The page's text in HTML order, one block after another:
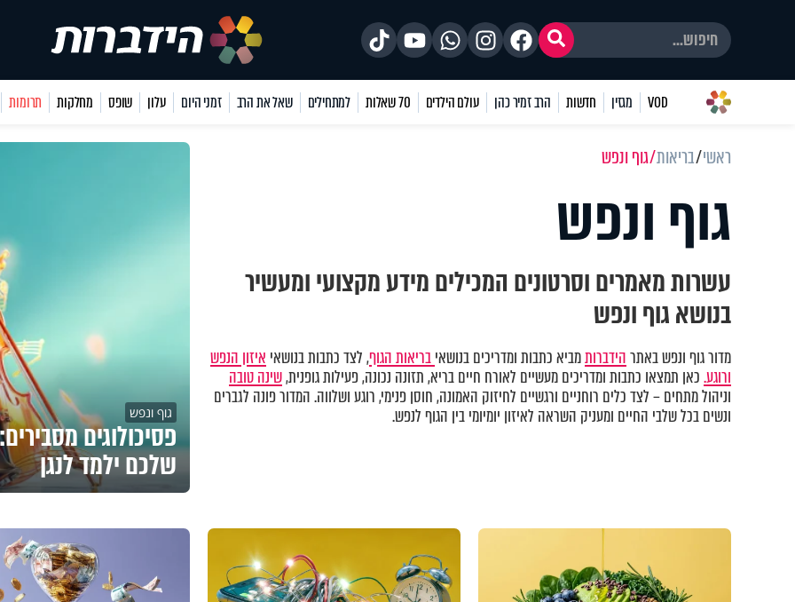
VOD מגזין חדשות הרב זמיר כהן עולם הילדים 70 שאלות למתחילים שאל את הרב זמני היום עלון שופס מחלקות תרומות
ראשי בריאות גוף ונפש
גוף ונפש
עשרות מאמרים וסרטונים המכילים מידע מקצועי ומעשיר
בנושא גוף ונפש
מדור גוף ונפש באתרהידברותמביא כתבות ומדריכים בנושאיבריאות הגוף, לצד כתבות בנושאי איזון הנפש
ורוגע.כאן תמצאו כתבות ומדריכים מעשיים לאורח חיים בריא, תזונה נכונה, פעילות גופנית,שינה טובה
וניהול מתחים – לצד כלים רוחניים ורגשיים לחיזוק האמונה, חוסן פנימי, רוגע ושלווה. המדור פונה לגברים
ונשים בכל שלבי החיים ומעניק השראה לאיזון יומיומי בין הגוף לנפש.
גוף ונפש
פסיכולוגים
שלכם ילמד לנגן